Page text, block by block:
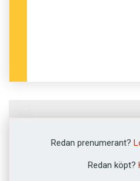
Skruttig
Redan prenumerant?
Redan köpt?